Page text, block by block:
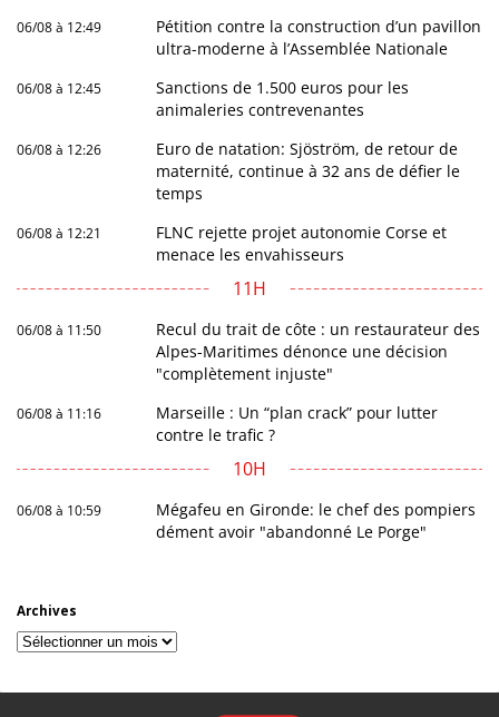
06/08 à 12:49
Pétition contre la construction d’un pavillon
ultra-moderne à l’Assemblée Nationale
06/08 à 12:45
Sanctions de 1.500 euros pour les
animaleries contrevenantes
06/08 à 12:26
Euro de natation: Sjöström, de retour de
maternité, continue à 32 ans de défier le
temps
06/08 à 12:21
FLNC rejette projet autonomie Corse et
menace les envahisseurs
11H
06/08 à 11:50
Recul du trait de côte : un restaurateur des
Alpes-Maritimes dénonce une décision
"complètement injuste"
06/08 à 11:16
Marseille : Un “plan crack” pour lutter
contre le trafic ?
10H
06/08 à 10:59
Mégafeu en Gironde: le chef des pompiers
dément avoir "abandonné Le Porge"
Archives
Archives